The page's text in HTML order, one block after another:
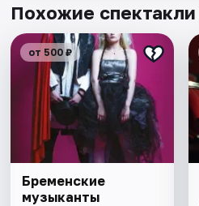
Похожие спектакли
от 500 ₽
Бременские
музыканты